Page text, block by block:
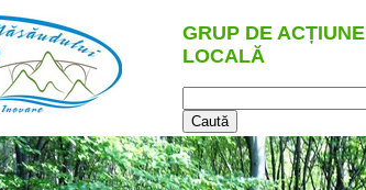
GRUP DE ACȚIUNE
LOCALĂ